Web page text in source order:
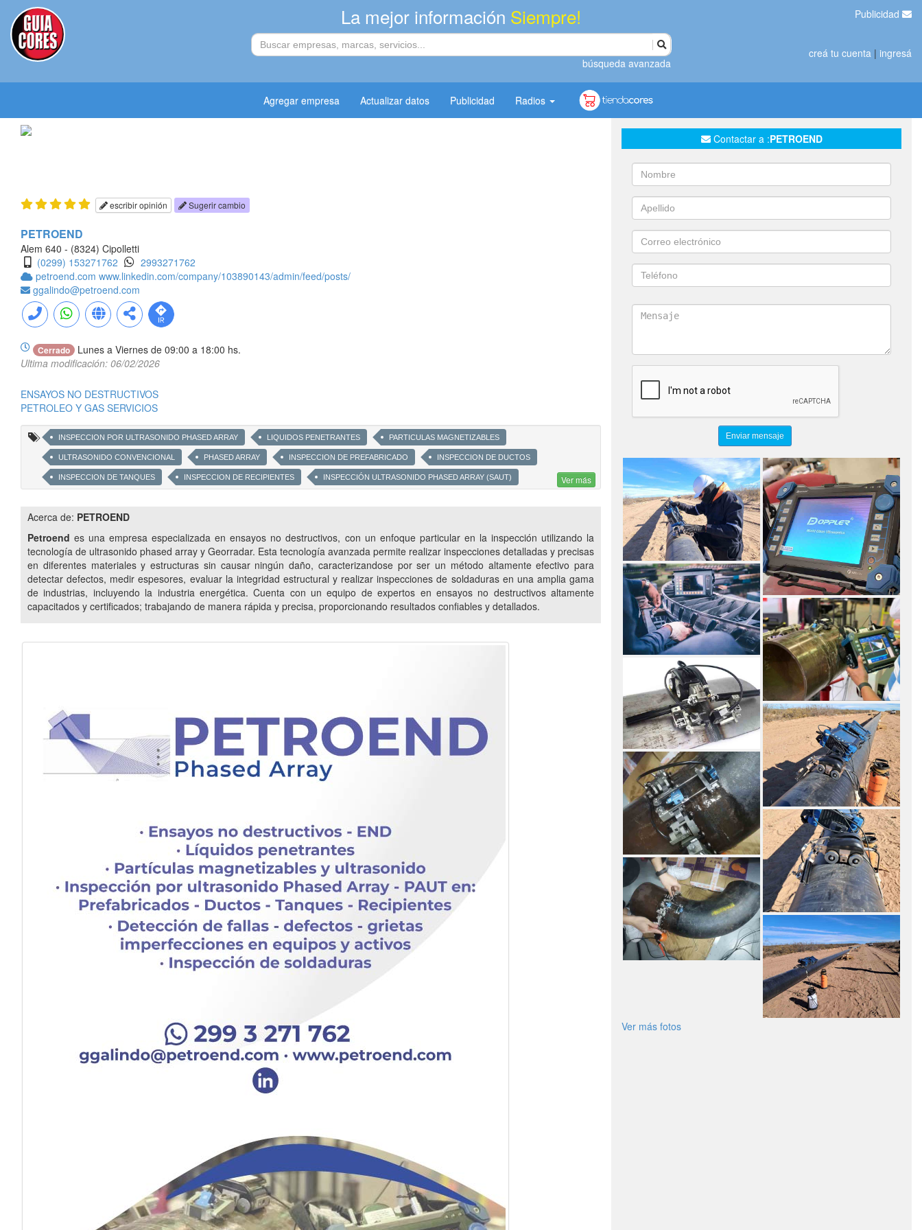
La mejor información Siempre!
búsqueda avanzada
Publicidad
creá tu cuenta | ingresá
Agregar empresa Actualizar datos Publicidad Radios
escribir opinión Sugerir cambio
PETROEND
Alem 640 - (8324) Cipolletti
(0299) 153271762
2993271762
petroend.com www.linkedin.com/company/103890143/admin/feed/posts/
ggalindo@petroend.com
Cerrado
Lunes a Viernes de 09:00 a 18:00 hs.
Ultima modificación: 06/02/2026
ENSAYOS NO DESTRUCTIVOS
PETROLEO Y GAS SERVICIOS
INSPECCION POR ULTRASONIDO PHASED ARRAY LIQUIDOS PENETRANTES PARTICULAS MAGNETIZABLES
ULTRASONIDO CONVENCIONAL PHASED ARRAY INSPECCION DE PREFABRICADO INSPECCION DE DUCTOS
INSPECCION DE TANQUES INSPECCION DE RECIPIENTES INSPECCIÓN ULTRASONIDO PHASED ARRAY (SAUT)
INSPECCION DE SOLDADURAS
Ver más
Acerca de: PETROEND
Petroend es una empresa especializada en ensayos no destructivos, con un enfoque particular en la inspección utilizando la
tecnología de ultrasonido phased array y Georradar. Esta tecnología avanzada permite realizar inspecciones detalladas y precisas
en diferentes materiales y estructuras sin causar ningún daño, caracterizandose por ser un método altamente efectivo para
detectar defectos, medir espesores, evaluar la integridad estructural y realizar inspecciones de soldaduras en una amplia gama
de industrias, incluyendo la industria energética. Cuenta con un equipo de expertos en ensayos no destructivos altamente
capacitados y certificados; trabajando de manera rápida y precisa, proporcionando resultados confiables y detallados.
Contactar a :PETROEND
Ver más fotos